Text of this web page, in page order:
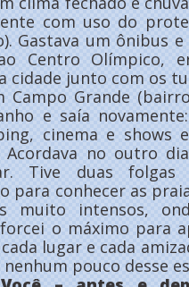
com uso do
Gastava um ônibus
Centro Olímpico,
cidade junto com os
Campo Grande
e saía
cinema e shows
no outro
Tive duas folgas
para conhecer as
muito intensos,
o máximo para
lugar e cada
pouco desse